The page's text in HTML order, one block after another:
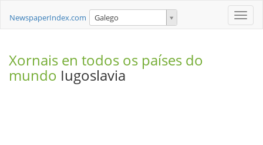
Toggle
NewspaperIndex.com Galego
Xornais en todos os países do
mundo Iugoslavia